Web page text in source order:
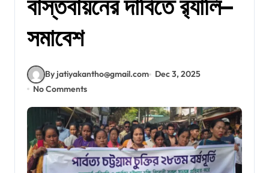
বাস্তবায়নের দাবিতে র‍্যালি–
সমাবেশ
By jatiyakantho@gmail.com
Dec 3, 2025
No Comments